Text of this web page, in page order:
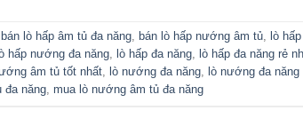
bán lò hấp âm tủ đa năng, bán lò hấp nướng âm tủ, lò
hấp nướng đa năng, lò hấp đa năng, lò hấp đa năng rẻ
âm tủ tốt nhất, lò nướng đa năng, lò nướng đa năng
đa năng, mua lò nướng âm tủ đa năng